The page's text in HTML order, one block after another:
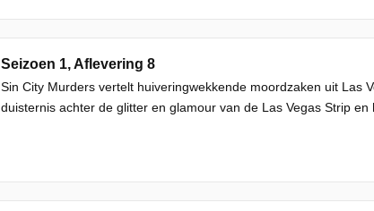
Seizoen 1, Aflevering 8
Sin City Murders vertelt huiveringwekkende moordzaken uit Las
duisternis achter de glitter en glamour van de Las Vegas Strip en